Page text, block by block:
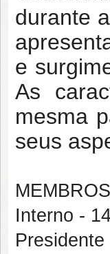
durante
e
As
mesma
seus
Interno -